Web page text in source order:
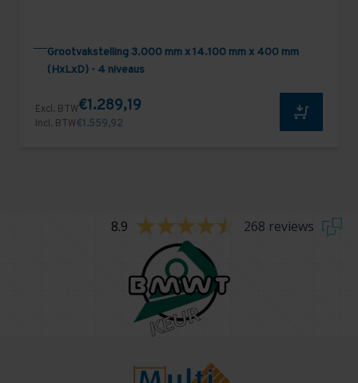
Grootvakstelling 3.000 mm x 14.100 mm x 400 mm
(HxLxD) - 4 niveaus
Excl. BTW€1.289,19
Incl. BTW€1.559,92
8.9 268 reviews